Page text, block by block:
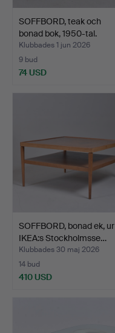
SOFFBORD, teak och
bonad bok, 1950-tal.
Klubbades 1 jun 2026
9 bud
74 USD
SOFFBORD, bonad ek, ur
IKEA:s Stockholmsse…
Klubbades 30 maj 2026
14 bud
410 USD